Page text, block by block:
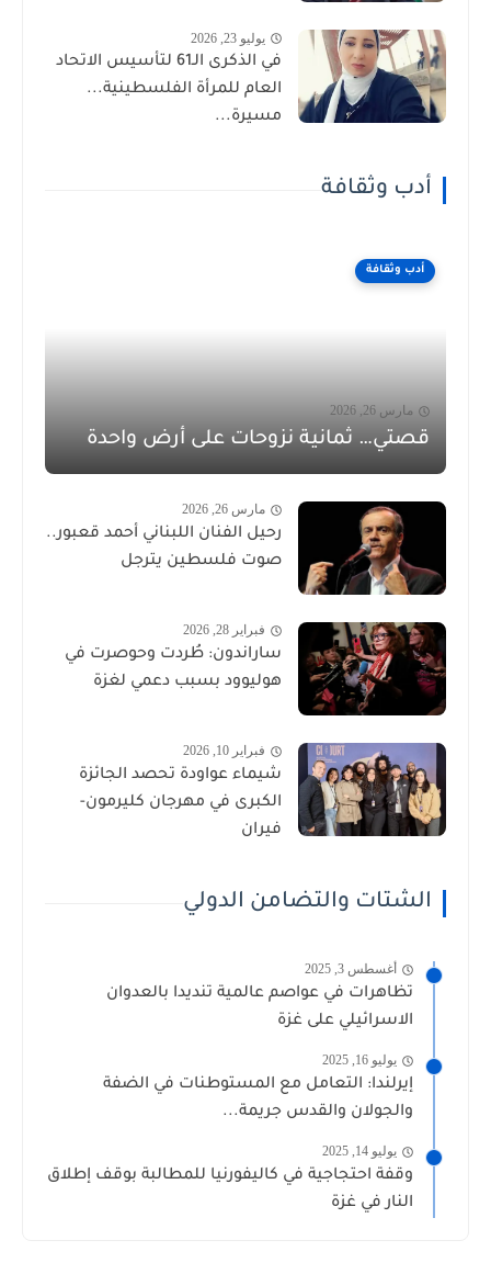
يوليو 23, 2026
في الذكرى الـ61 لتأسيس الاتحاد
العام للمرأة الفلسطينية...
مسيرة...
أدب وثقافة
أدب وثقافة
مارس 26, 2026
قصتي… ثمانية نزوحات على أرض واحدة
مارس 26, 2026
رحيل الفنان اللبناني أحمد قعبور..
صوت فلسطين يترجل
فبراير 28, 2026
ساراندون: طُردت وحوصرت في
هوليوود بسبب دعمي لغزة
فبراير 10, 2026
شيماء عواودة تحصد الجائزة
الكبرى في مهرجان كليرمون-
فيران
الشتات والتضامن الدولي
أغسطس 3, 2025
تظاهرات في عواصم عالمية تنديدا بالعدوان
الاسرائيلي على غزة
يوليو 16, 2025
إيرلندا: التعامل مع المستوطنات في الضفة
والجولان والقدس جريمة...
يوليو 14, 2025
وقفة احتجاجية في كاليفورنيا للمطالبة بوقف إطلاق
النار في غزة